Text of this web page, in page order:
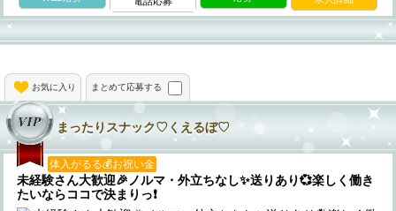
お気に入り まとめて応募する
まったりスナック♡くえるぼ♡
体入がるる💰お祝い金
未経験さん大歓迎🎉ノルマ・外立ちなし✨️送りあり💞楽しく働き
たいならココで決まりっ❗️